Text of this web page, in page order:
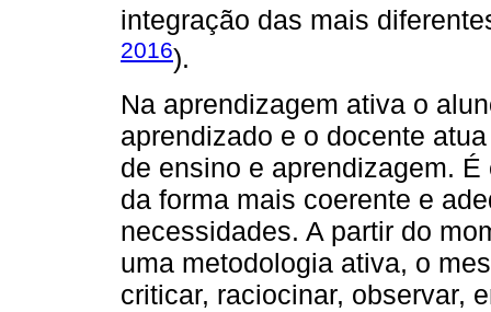
integração das mais
2016).
Na aprendizagem ativa o
aprendizado e o docente
de ensino e aprendizagem.
da forma mais coerente e
necessidades. A partir do
uma metodologia ativa, o
criticar, raciocinar, observar,